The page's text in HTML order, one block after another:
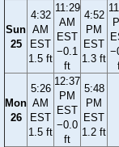
Sun
25
4:32
AM
EST
1.5 ft
11:29
AM
EST
−0.1
ft
4:52
PM
EST
1.3 ft
Mon
26
5:26
AM
EST
1.5 ft
12:37
PM
EST
−0.0
ft
5:48
PM
EST
1.2 ft